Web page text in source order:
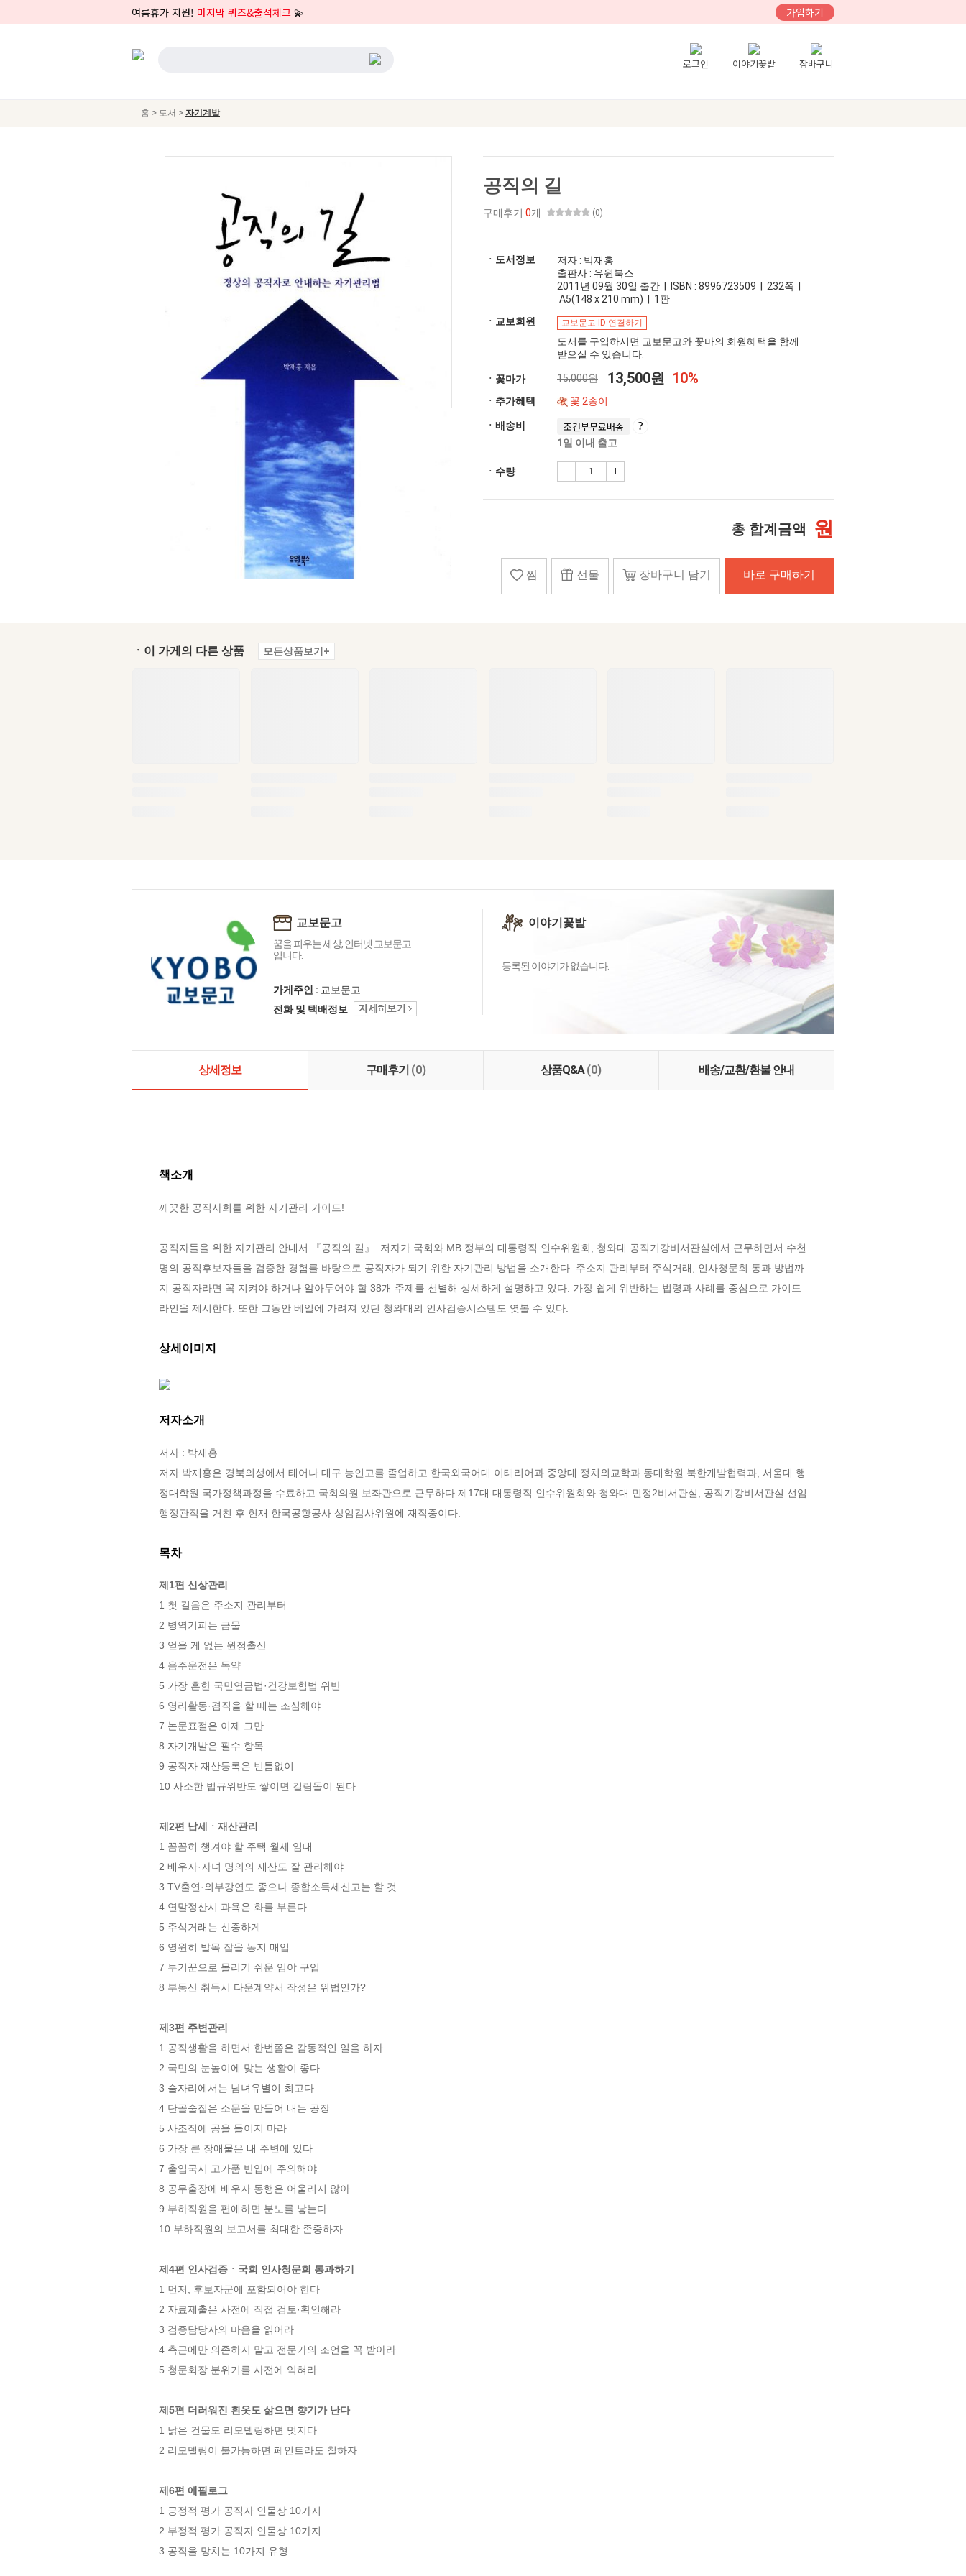
여름휴가 지원! 마지막 퀴즈&출석체크 💫 가입하기
로그인 이야기꽃밭 장바구니
홈 > 도서 > 자기계발
공직의 길
구매후기 0개 (0)
ㆍ도서정보
저자 : 박재홍
출판사 : 유원북스
2011년 09월 30일 출간 | ISBN : 8996723509 | 232쪽 |
A5(148 x 210 mm) | 1판
ㆍ교보회원
교보문고 ID 연결하기
도서를 구입하시면 교보문고와 꽃마의 회원혜택을 함께
받으실 수 있습니다.
ㆍ꽃마가 15,000원 13,500원 10%
ㆍ추가혜택 꽃 2송이
ㆍ배송비 조건부무료배송
1일 이내 출고
ㆍ수량
총 합계금액 원
찜 선물 장바구니 담기 바로 구매하기
ㆍ이 가게의 다른 상품 모든상품보기+
교보문고
꿈을 피우는 세상, 인터넷 교보문고
입니다.
가게주인 : 교보문고
전화 및 택배정보
이야기꽃밭
등록된 이야기가 없습니다.
상세정보 구매후기 (0) 상품Q&A(0) 배송/교환/환불 안내
책소개
깨끗한 공직사회를 위한 자기관리 가이드!
공직자들을 위한 자기관리 안내서 『공직의 길』. 저자가 국회와 MB 정부의 대통령직 인수위원회, 청와대 공직기강비서관실에서 근무하면서 수천
명의 공직후보자들을 검증한 경험를 바탕으로 공직자가 되기 위한 자기관리 방법을 소개한다. 주소지 관리부터 주식거래, 인사청문회 통과 방법까
지 공직자라면 꼭 지켜야 하거나 알아두어야 할 38개 주제를 선별해 상세하게 설명하고 있다. 가장 쉽게 위반하는 법령과 사례를 중심으로 가이드
라인을 제시한다. 또한 그동안 베일에 가려져 있던 청와대의 인사검증시스템도 엿볼 수 있다.
상세이미지
저자소개
저자 : 박재홍
저자 박재홍은 경북의성에서 태어나 대구 능인고를 졸업하고 한국외국어대 이태리어과 중앙대 정치외교학과 동대학원 북한개발협력과, 서울대 행
정대학원 국가정책과정을 수료하고 국회의원 보좌관으로 근무하다 제17대 대통령직 인수위원회와 청와대 민정2비서관실, 공직기강비서관실 선임
행정관직을 거친 후 현재 한국공항공사 상임감사위원에 재직중이다.
목차
제1편 신상관리
1 첫 걸음은 주소지 관리부터
2 병역기피는 금물
3 얻을 게 없는 원정출산
4 음주운전은 독약
5 가장 흔한 국민연금법·건강보험법 위반
6 영리활동·겸직을 할 때는 조심해야
7 논문표절은 이제 그만
8 자기개발은 필수 항목
9 공직자 재산등록은 빈틈없이
10 사소한 법규위반도 쌓이면 걸림돌이 된다
제2편 납세ㆍ재산관리
1 꼼꼼히 챙겨야 할 주택 월세 임대
2 배우자·자녀 명의의 재산도 잘 관리해야
3 TV출연·외부강연도 좋으나 종합소득세신고는 할 것
4 연말정산시 과욕은 화를 부른다
5 주식거래는 신중하게
6 영원히 발목 잡을 농지 매입
7 투기꾼으로 몰리기 쉬운 임야 구입
8 부동산 취득시 다운계약서 작성은 위법인가?
제3편 주변관리
1 공직생활을 하면서 한번쯤은 감동적인 일을 하자
2 국민의 눈높이에 맞는 생활이 좋다
3 술자리에서는 남녀유별이 최고다
4 단골술집은 소문을 만들어 내는 공장
5 사조직에 공을 들이지 마라
6 가장 큰 장애물은 내 주변에 있다
7 출입국시 고가품 반입에 주의해야
8 공무출장에 배우자 동행은 어울리지 않아
9 부하직원을 편애하면 분노를 낳는다
10 부하직원의 보고서를 최대한 존중하자
제4편 인사검증ㆍ국회 인사청문회 통과하기
1 먼저, 후보자군에 포함되어야 한다
2 자료제출은 사전에 직접 검토·확인해라
3 검증담당자의 마음을 읽어라
4 측근에만 의존하지 말고 전문가의 조언을 꼭 받아라
5 청문회장 분위기를 사전에 익혀라
제5편 더러워진 흰옷도 삶으면 향기가 난다
1 낡은 건물도 리모델링하면 멋지다
2 리모델링이 불가능하면 페인트라도 칠하자
제6편 에필로그
1 긍정적 평가 공직자 인물상 10가지
2 부정적 평가 공직자 인물상 10가지
3 공직을 망치는 10가지 유형